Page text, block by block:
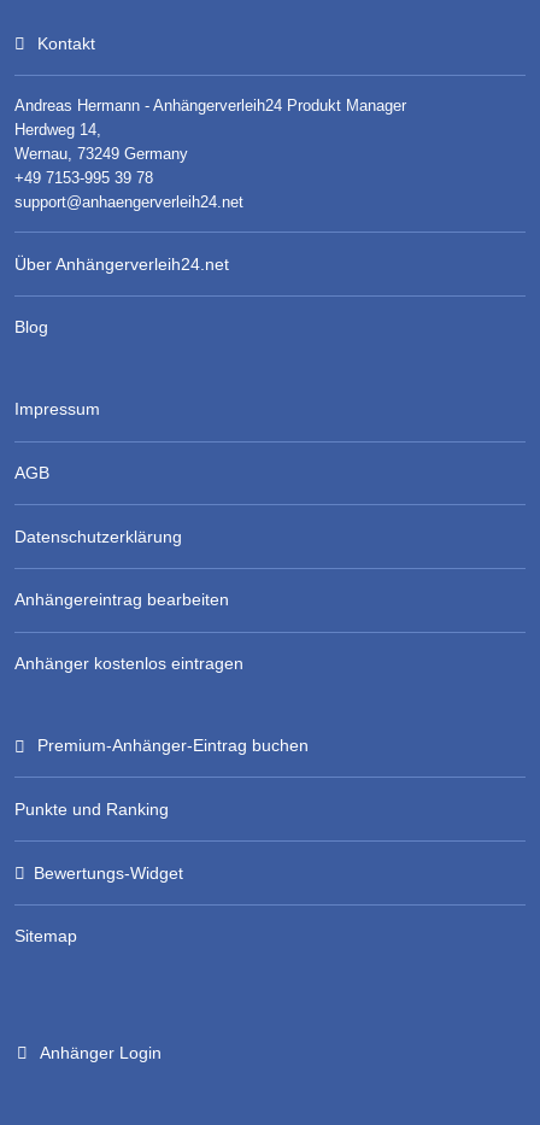
Kontakt
Andreas Hermann - Anhängerverleih24 Produkt Manager
Herdweg 14,
Wernau, 73249 Germany
+49 7153-995 39 78
support@anhaengerverleih24.net
Über Anhängerverleih24.net
Blog
Impressum
AGB
Datenschutzerklärung
Anhängereintrag bearbeiten
Anhänger kostenlos eintragen
Premium-Anhänger-Eintrag buchen
Punkte und Ranking
Bewertungs-Widget
Sitemap
Anhänger Login